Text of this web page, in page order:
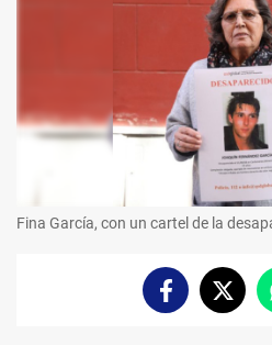
Fina García, con un cartel de la
Facebook